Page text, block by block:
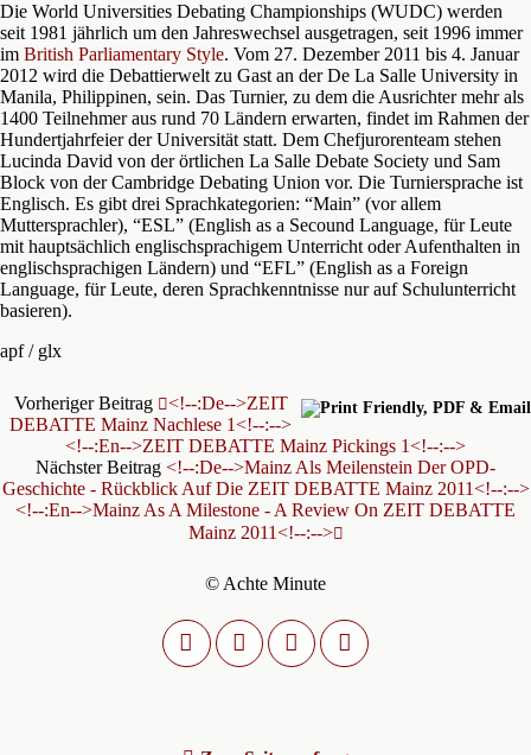
Die World Universities Debating Championships (WUDC) werden
seit 1981 jährlich um den Jahreswechsel ausgetragen, seit 1996 immer
im British Parliamentary Style. Vom 27. Dezember 2011 bis 4. Januar
2012 wird die Debattierwelt zu Gast an der De La Salle University in
Manila, Philippinen, sein. Das Turnier, zu dem die Ausrichter mehr als
1400 Teilnehmer aus rund 70 Ländern erwarten, findet im Rahmen der
Hundertjahrfeier der Universität statt. Dem Chefjurorenteam stehen
Lucinda David von der örtlichen La Salle Debate Society und Sam
Block von der Cambridge Debating Union vor. Die Turniersprache ist
Englisch. Es gibt drei Sprachkategorien: “Main” (vor allem
Muttersprachler), “ESL” (English as a Secound Language, für Leute
mit hauptsächlich englischsprachigem Unterricht oder Aufenthalten in
englischsprachigen Ländern) und “EFL” (English as a Foreign
Language, für Leute, deren Sprachkenntnisse nur auf Schulunterricht
basieren).
apf / glx
Vorheriger Beitrag
<!--:de-->ZEIT
DEBATTE Mainz Nachlese 1<!--:-->
<!--:en-->ZEIT DEBATTE Mainz Pickings 1<!--:-->
Nächster Beitrag <!--:de-->Mainz Als Meilenstein Der OPD-
Geschichte - Rückblick Auf Die ZEIT DEBATTE Mainz 2011<!--:-->
<!--:en-->Mainz As A Milestone - A Review On ZEIT DEBATTE
Mainz 2011<!--:-->
© Achte Minute